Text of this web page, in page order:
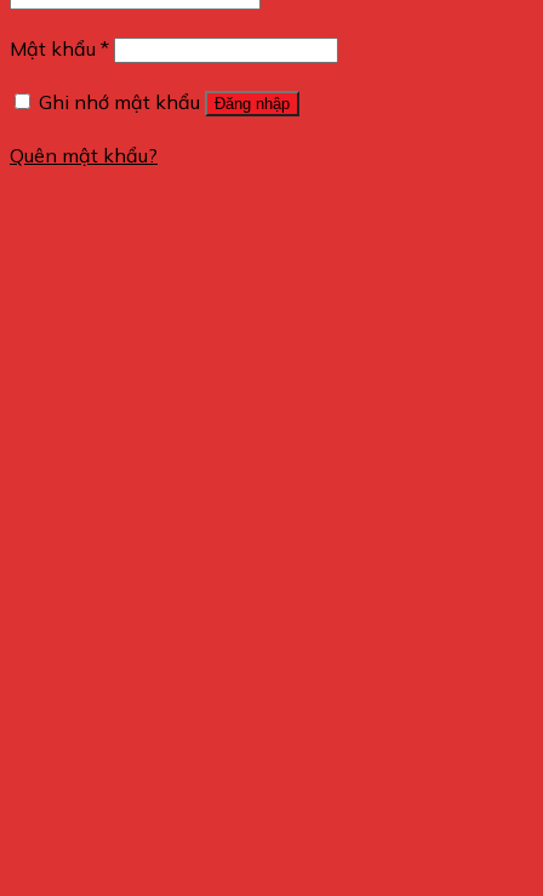
Mật khẩu *
Ghi nhớ mật khẩu Đăng nhập
Quên mật khẩu?